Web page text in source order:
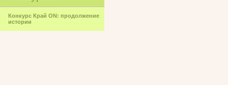
Конкурс Край ON: продолжение
истории